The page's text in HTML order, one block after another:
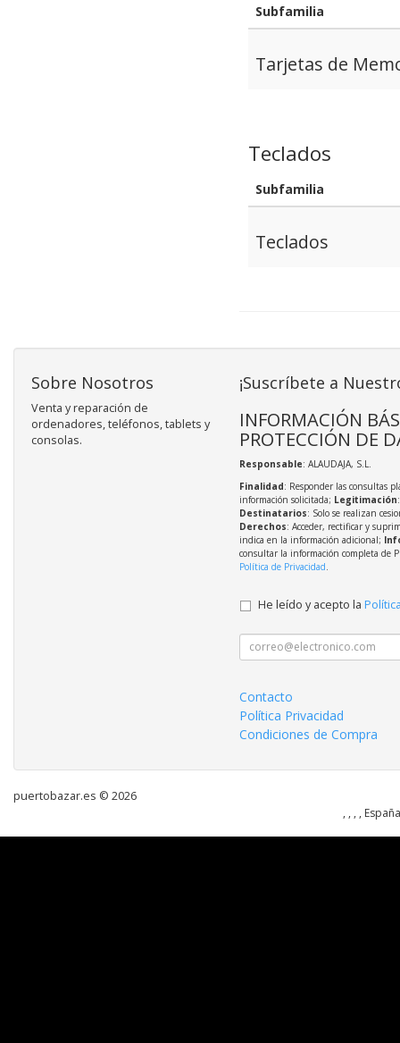
Subfamilia
Tarjetas de
Teclados
Subfamilia
Teclados
Sobre Nosotros
Venta y reparación de
ordenadores, teléfonos, tablets y
consolas.
¡Suscríbete a
INFORMACIÓN
PROTECCIÓN DE
Responsable: ALAUDAJA, S.L.
Finalidad: Responder las consultas
información solicitada; Legitimación
Destinatarios: Solo se realizan
Derechos: Acceder, rectificar y
indica en la información adicional;
consultar la información completa de
Política de Privacidad.
He leído y acepto la
Contacto
Política Privacidad
Condiciones de Compra
puertobazar.es © 2026
, , , ,